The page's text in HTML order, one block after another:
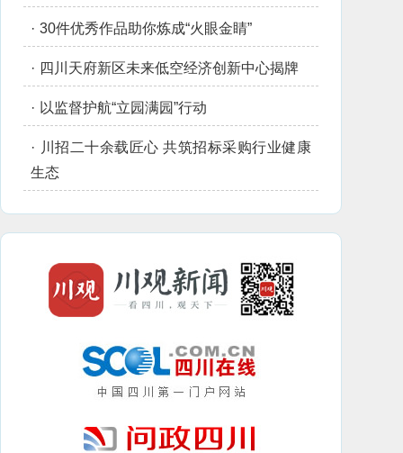
· 30件优秀作品助你炼成“火眼金睛”
· 四川天府新区未来低空经济创新中心揭牌
· 以监督护航“立园满园”行动
· 川招二十余载匠心 共筑招标采购行业健康
生态